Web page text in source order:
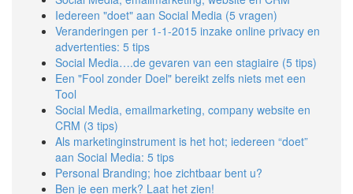
Iedereen "doet" aan Social Media (5 vragen)
Veranderingen per 1-1-2015 inzake online privacy en
advertenties: 5 tips
Social Media….de gevaren van een stagiaire (5 tips)
Een "Fool zonder Doel" bereikt zelfs niets met een
Tool
Social Media, emailmarketing, company website en
CRM (3 tips)
Als marketinginstrument is het hot; iedereen “doet”
aan Social Media: 5 tips
Personal Branding; hoe zichtbaar bent u?
Ben je een merk? Laat het zien!